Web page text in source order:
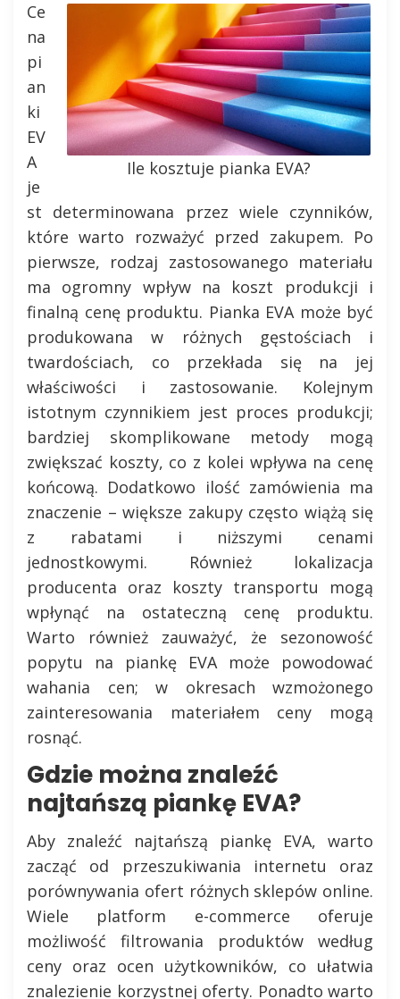
Ile kosztuje pianka EVA?
Ce
na
pi
an
ki
EV
A
je
st determinowana przez wiele czynników,
które warto rozważyć przed zakupem. Po
pierwsze, rodzaj zastosowanego materiału
ma ogromny wpływ na koszt produkcji i
finalną cenę produktu. Pianka EVA może być
produkowana w różnych gęstościach i
twardościach, co przekłada się na jej
właściwości i zastosowanie. Kolejnym
istotnym czynnikiem jest proces produkcji;
bardziej skomplikowane metody mogą
zwiększać koszty, co z kolei wpływa na cenę
końcową. Dodatkowo ilość zamówienia ma
znaczenie – większe zakupy często wiążą się
z rabatami i niższymi cenami
jednostkowymi. Również lokalizacja
producenta oraz koszty transportu mogą
wpłynąć na ostateczną cenę produktu.
Warto również zauważyć, że sezonowość
popytu na piankę EVA może powodować
wahania cen; w okresach wzmożonego
zainteresowania materiałem ceny mogą
rosnąć.
Gdzie można znaleźć
najtańszą piankę EVA?
Aby znaleźć najtańszą piankę EVA, warto
zacząć od przeszukiwania internetu oraz
porównywania ofert różnych sklepów online.
Wiele platform e-commerce oferuje
możliwość filtrowania produktów według
ceny oraz ocen użytkowników, co ułatwia
znalezienie korzystnej oferty. Ponadto warto